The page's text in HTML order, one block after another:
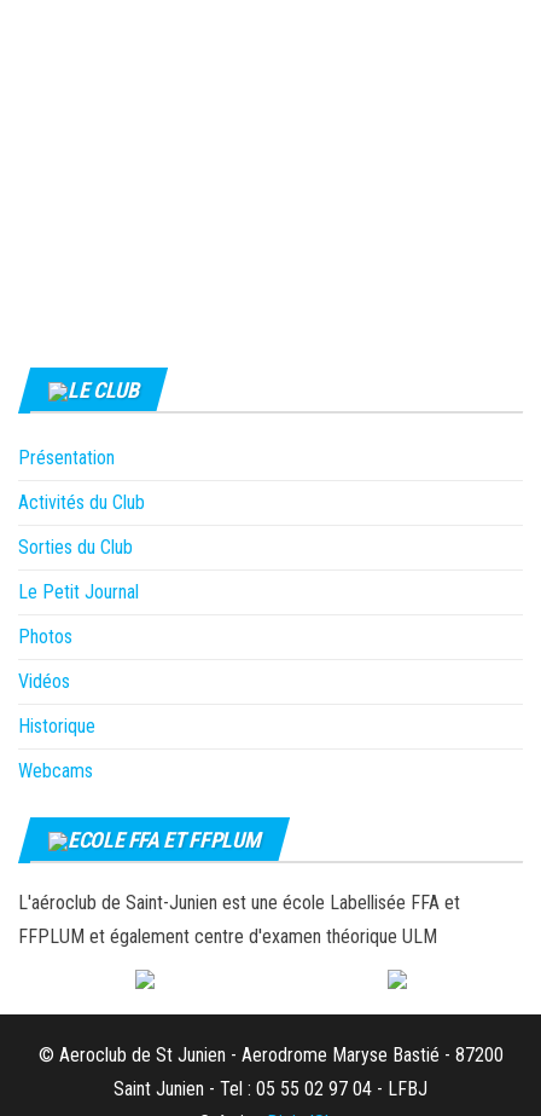
LE CLUB
Présentation
Activités du Club
Sorties du Club
Le Petit Journal
Photos
Vidéos
Historique
Webcams
ECOLE FFA ET FFPLUM
L'aéroclub de Saint-Junien est une école Labellisée FFA et
FFPLUM et également centre d'examen théorique ULM
© Aeroclub de St Junien - Aerodrome Maryse Bastié - 87200
Saint Junien - Tel : 05 55 02 97 04 - LFBJ